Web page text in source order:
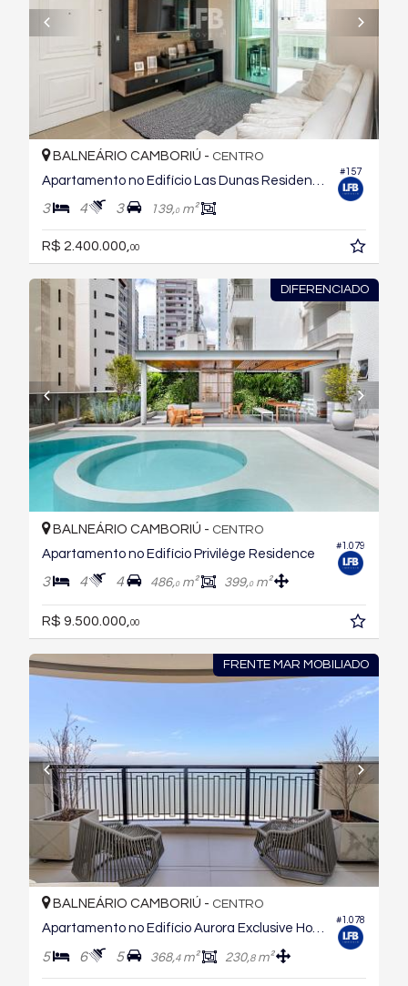
#157
BALNEÁRIO CAMBORIÚ - CENTRO
3 4 3 139,0m²
R$ 2.400.000, 00
DIFERENCIADO
#1.079
BALNEÁRIO CAMBORIÚ - CENTRO
Apartamento no Edifício Privilége Residence
3 4 4 486,0m² 399,0m²
R$ 9.500.000, 00
FRENTE MAR MOBILIADO
#1.078
BALNEÁRIO CAMBORIÚ - CENTRO
Apartamento no Edifício Aurora Exclusive Home
5 6 5 368,4m² 230,8m²